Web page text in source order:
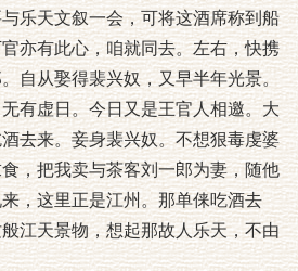
乐天文叙一会，可将这酒席称到船
亦有此心，咱就同去。左右，快携
自从娶得裴兴奴，又早半年光景。
有虚日。今日又是王官人相邀。大
去来。妾身裴兴奴。不想狠毒虔婆
，把我卖与茶客刘一郎为妻，随他
，这里正是江州。那单俫吃酒去
江天景物，想起那故人乐天，不由